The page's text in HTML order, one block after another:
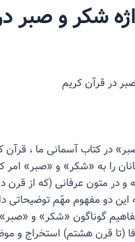
شکر و صبر
در قرآن کریم
در کتاب آسمانی ما ، قرآن
را به «شکر» و «صبر» امر
و در متون عرفانی (که از
این دو مفهوم مهّم توضیحاتی
گوناگون «شکر» و «صبر»
(تا قرن هشتم) استخراج و